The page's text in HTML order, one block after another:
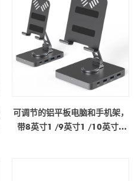
可调节的铝平板电脑和手机架，
带8英寸1 /9英寸1 /10英寸1